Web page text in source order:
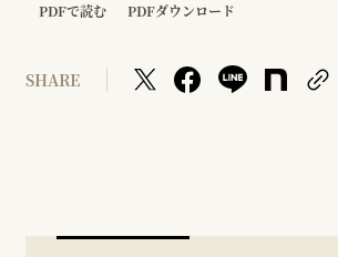
PDFで読む PDFダウンロード
SHARE